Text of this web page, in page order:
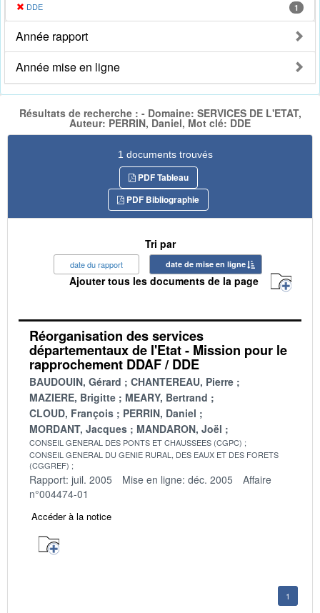
DDE 1
Année rapport
Année mise en ligne
Résultats de recherche : - Domaine: SERVICES DE L'ETAT,
Auteur: PERRIN, Daniel, Mot clé: DDE
1 documents trouvés
PDF Tableau
PDF Bibliographie
Tri par
date du rapport date de mise en ligne
Ajouter tous les documents de la page
Réorganisation des services
départementaux de l'Etat - Mission pour le
rapprochement DDAF / DDE
BAUDOUIN, Gérard
CHANTEREAU, Pierre
MAZIERE, Brigitte
MEARY, Bertrand
CLOUD, François
PERRIN, Daniel
MORDANT, Jacques
MANDARON, Joël
CONSEIL GENERAL DES PONTS ET CHAUSSEES (CGPC)
CONSEIL GENERAL DU GENIE RURAL, DES EAUX ET DES FORETS
(CGGREF)
Rapport: juil. 2005 Mise en ligne: déc. 2005
Affaire
n°004474-01
Accéder à la notice
1